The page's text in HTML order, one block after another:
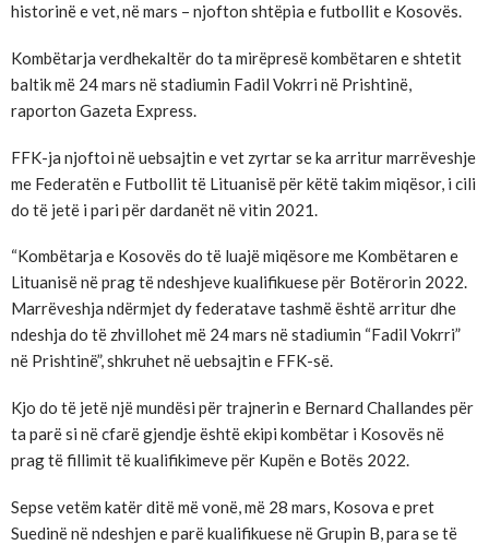
historinë e vet, në mars – njofton shtëpia e futbollit e Kosovës.
Kombëtarja verdhekaltër do ta mirëpresë kombëtaren e shtetit
baltik më 24 mars në stadiumin Fadil Vokrri në Prishtinë,
raporton Gazeta Express.
FFK-ja njoftoi në uebsajtin e vet zyrtar se ka arritur marrëveshje
me Federatën e Futbollit të Lituanisë për këtë takim miqësor, i cili
do të jetë i pari për dardanët në vitin 2021.
“Kombëtarja e Kosovës do të luajë miqësore me Kombëtaren e
Lituanisë në prag të ndeshjeve kualifikuese për Botërorin 2022.
Marrëveshja ndërmjet dy federatave tashmë është arritur dhe
ndeshja do të zhvillohet më 24 mars në stadiumin “Fadil Vokrri”
në Prishtinë”, shkruhet në uebsajtin e FFK-së.
Kjo do të jetë një mundësi për trajnerin e Bernard Challandes për
ta parë si në cfarë gjendje është ekipi kombëtar i Kosovës në
prag të fillimit të kualifikimeve për Kupën e Botës 2022.
Sepse vetëm katër ditë më vonë, më 28 mars, Kosova e pret
Suedinë në ndeshjen e parë kualifikuese në Grupin B, para se të